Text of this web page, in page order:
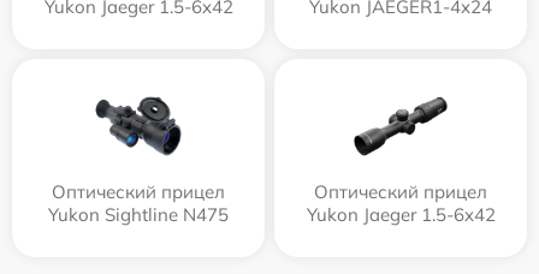
Yukon Jaeger 1.5-6x42
Yukon JAEGER1-4x24
Оптический прицел
Yukon Sightline N475
Оптический прицел
Yukon Jaeger 1.5-6x42